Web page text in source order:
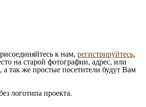
к нам, регистрируйтесь,
на старой фотографии, адрес, или
так же простые посетители будут Вам
логотипа проекта.